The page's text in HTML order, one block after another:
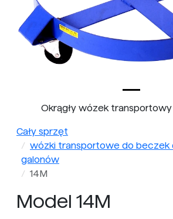
Okrągły wózek
Cały sprzęt
wózki transportowe do beczek
galonów
14M
Model 14M